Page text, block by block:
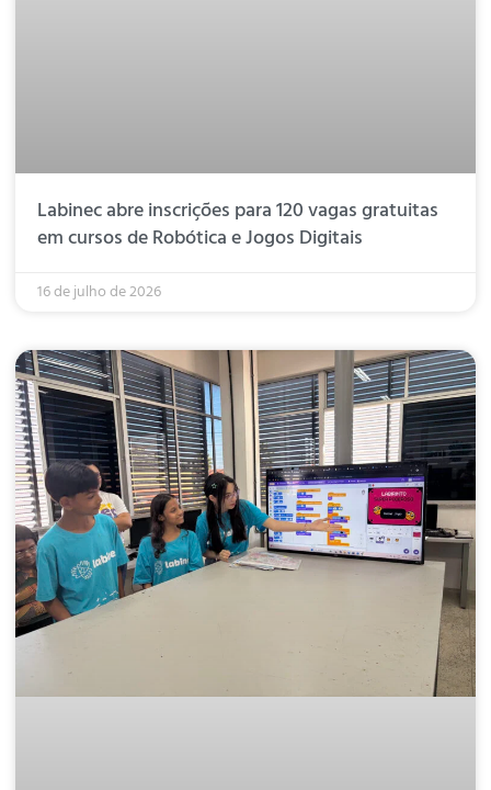
Labinec abre inscrições para 120 vagas gratuitas
em cursos de Robótica e Jogos Digitais
16 de julho de 2026